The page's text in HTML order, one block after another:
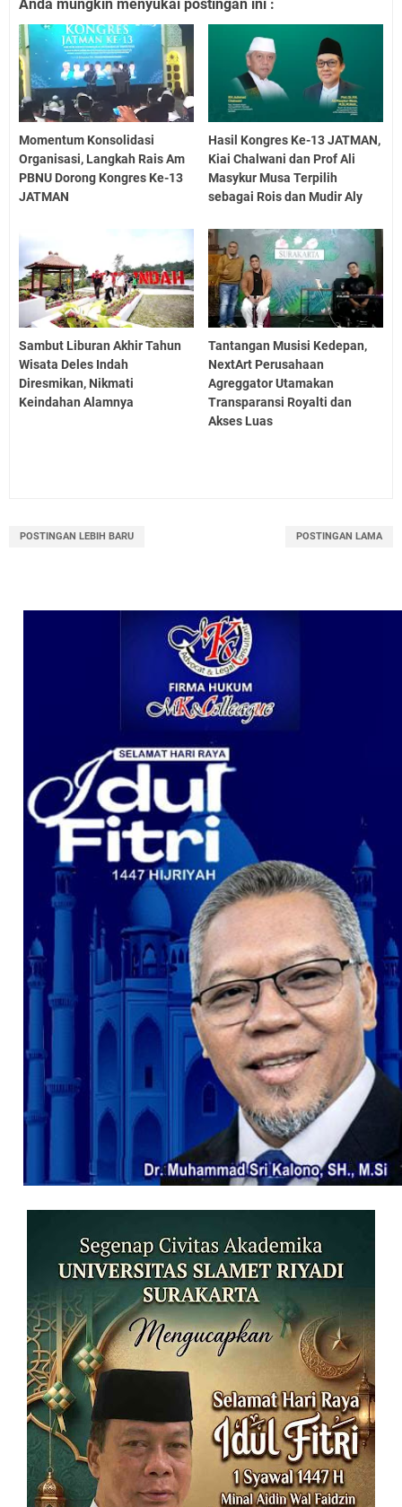
Anda mungkin menyukai postingan ini :
Momentum Konsolidasi
Organisasi, Langkah Rais Am
PBNU Dorong Kongres Ke-13
JATMAN
Hasil Kongres Ke-13 JATMAN,
Kiai Chalwani dan Prof Ali
Masykur Musa Terpilih
sebagai Rois dan Mudir Aly
Sambut Liburan Akhir Tahun
Wisata Deles Indah
Diresmikan, Nikmati
Keindahan Alamnya
Tantangan Musisi Kedepan,
NextArt Perusahaan
Agreggator Utamakan
Transparansi Royalti dan
Akses Luas
POSTINGAN LEBIH BARU POSTINGAN LAMA